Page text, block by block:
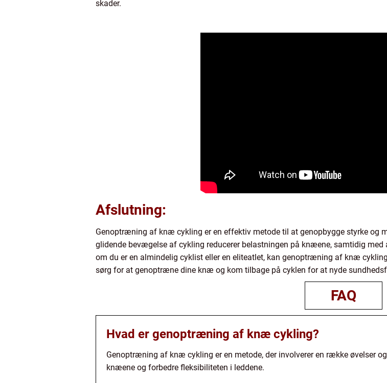
skader.
Afslutning:
Genoptræning af knæ cykling er en effektiv metode til at genopbygge styrke og
glidende bevægelse af cykling reducerer belastningen på knæene, samtidig
om du er en almindelig cyklist eller en eliteatlet, kan genoptræning af knæ
sørg for at genoptræne dine knæ og kom tilbage på cyklen for at nyde
FAQ
Hvad er genoptræning af knæ cykling?
Genoptræning af knæ cykling er en metode, der involverer en række øvelser
knæene og forbedre fleksibiliteten i leddene.